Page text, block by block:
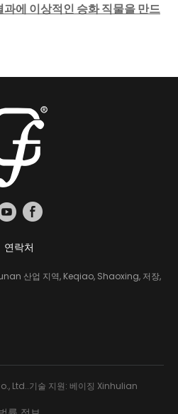
에 이상적인 승화 직물을 만드
연락처
산업 지역, Keqiao, Shaoxing, 저장,
Ltd..기술 지원: 베이징 Xinhulian